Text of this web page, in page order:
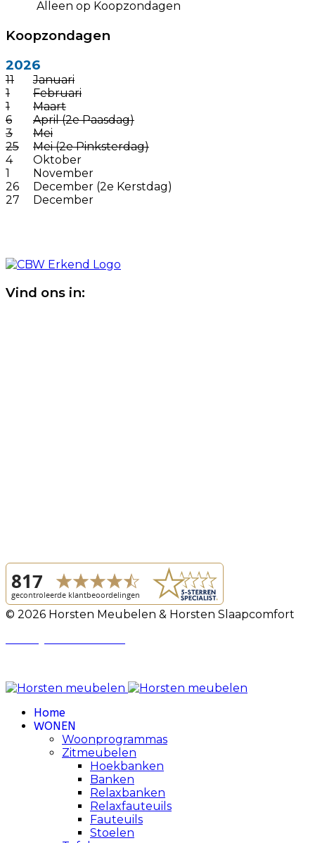
Alleen op Koopzondagen
Koopzondagen
2026
11
Januari
1
Februari
1
Maart
6
April (2e Paasdag)
3
Mei
25
Mei (2e Pinksterdag)
4
Oktober
1
November
26
December (2e Kerstdag)
27
December
Vind ons in:
© 2026 Horsten Meubelen & Horsten Slaapcomfort
Home
WONEN
Woonprogrammas
Zitmeubelen
Hoekbanken
Banken
Relaxbanken
Relaxfauteuils
Fauteuils
Stoelen